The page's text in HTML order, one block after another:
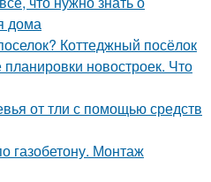
дома
Коттеджный посёлок
новостроек. Что
от тли с помощью средств
газобетону. Монтаж